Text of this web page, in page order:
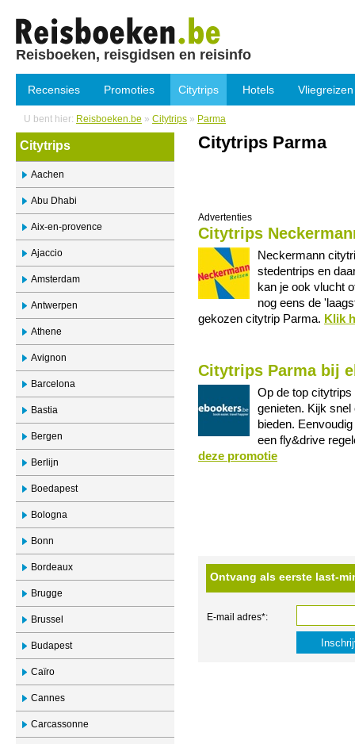
Reisboeken, reisgidsen en reisinfo
Recensies Promoties Citytrips Hotels Vliegreizen
U bent hier: Reisboeken.be » Citytrips » Parma
Citytrips
Aachen
Abu Dhabi
Aix-en-provence
Ajaccio
Amsterdam
Antwerpen
Athene
Avignon
Barcelona
Bastia
Bergen
Berlijn
Boedapest
Bologna
Bonn
Bordeaux
Brugge
Brussel
Budapest
Caïro
Cannes
Carcassonne
Citytrips Parma
Advertenties
Citytrips
Neckermann
stedentrips en
kan je ook vlucht
nog eens de
gekozen citytrip Parma. Klik
Citytrips Parma bij
Op de top
genieten. Kijk
bieden.
een fly&drive
deze promotie
Ontvang als eerste last-
E-mail adres*: